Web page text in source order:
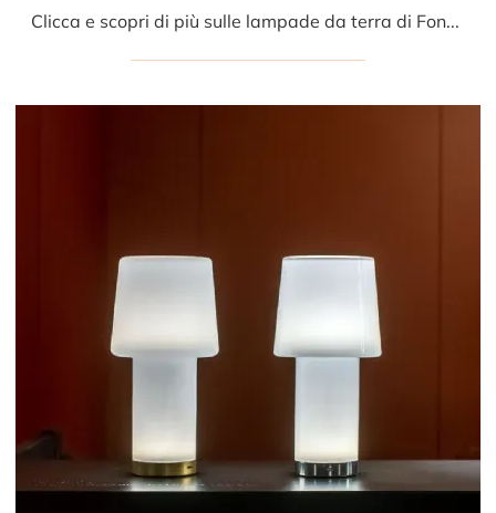
Clicca e scopri di più sulle lampade da terra di Fontana Arte: il modello Flute da terra in vetro ti sta aspettando!